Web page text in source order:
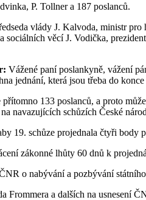
P. Tollner a 187 poslanců.
vlády J. Kalvoda, ministr
sociálních věcí J. Vodička,
Vážené paní poslankyně, vážení
jednání, která jsou třeba do
133 poslanců, a proto
navazujících schůzích České
19. schůze projednala čtyři body
zákonné lhůty 60 dnů k
o nabývání a pozbývání
Frommera a dalších na usnesení